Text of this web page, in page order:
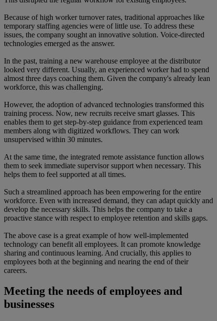
Because of high worker turnover rates, traditional approaches like
temporary staffing agencies were of little use. To address these
issues, the company sought an innovative solution. Voice-directed
technologies emerged as the answer.
In the past, training a new warehouse employee at the distributor
looked very different. Usually, an experienced worker had to spend
almost three days coaching them. Given the company's already lean
workforce, this was challenging.
However, the adoption of advanced technologies transformed this
training process. Now, new recruits receive smart glasses. This
enables them to get step-by-step guidance from experienced team
members along with digitized workflows. They can work
unsupervised within 30 minutes.
At the same time, the integrated remote assistance function allows
them to seek immediate supervisor support when necessary. This
helps them to feel supported at all times.
Such a streamlined approach has been empowering for the entire
workforce. Even with increased demand, they can adapt quickly and
develop the necessary skills. This helps the company to take a
proactive stance with respect to employee retention and skills gaps.
The above case is a great example of how well-implemented
technology can benefit all employees. It can promote knowledge
sharing and continuous learning. And crucially, this applies to
employees both at the beginning and nearing the end of their
careers.
Meeting the needs of employees and
businesses